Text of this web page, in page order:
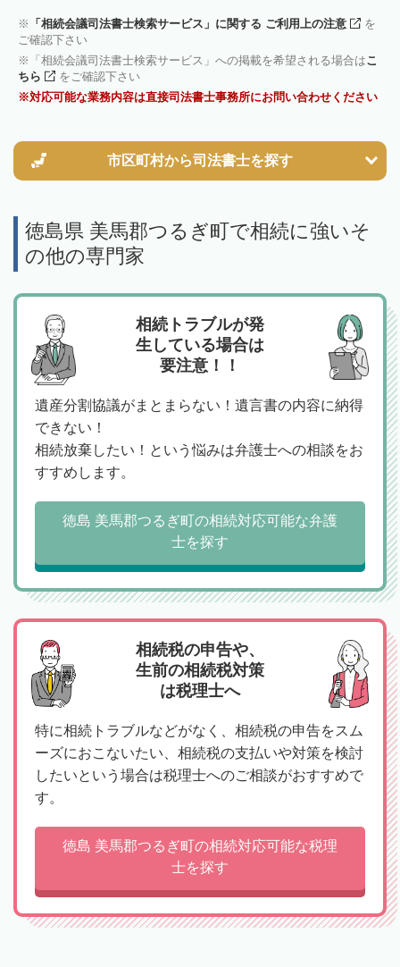
「相続会議司法書士検索サービス」に関する ご利用上の注意
を
ご確認下さい
「相続会議司法書士検索サービス」への掲載を希望される場合はこ
ちら
をご確認下さい
対応可能な業務内容は直接司法書士事務所にお問い合わせください
市区町村から司法書士を探す
徳島県 美馬郡つるぎ町で相続に強いそ
の他の専門家
相続トラブルが発
生している場合は
要注意！！
遺産分割協議がまとまらない！遺言書の内容に納得
できない！
相続放棄したい！という悩みは弁護士への相談をお
すすめします。
徳島 美馬郡つるぎ町の相続対応可能な弁護
士を探す
相続税の申告や、
生前の相続税対策
は税理士へ
特に相続トラブルなどがなく、相続税の申告をスム
ーズにおこないたい、相続税の支払いや対策を検討
したいという場合は税理士へのご相談がおすすめで
す。
徳島 美馬郡つるぎ町の相続対応可能な税理
士を探す